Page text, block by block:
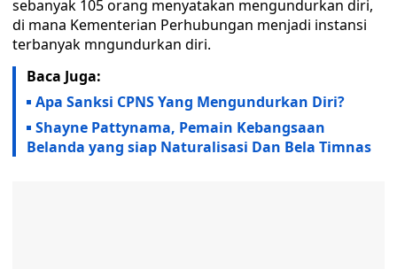
sebanyak 105 orang menyatakan mengundurkan diri,
di mana Kementerian Perhubungan menjadi instansi
terbanyak mngundurkan diri.
Baca Juga:
Apa Sanksi CPNS Yang Mengundurkan Diri?
Shayne Pattynama, Pemain Kebangsaan
Belanda yang siap Naturalisasi Dan Bela Timnas